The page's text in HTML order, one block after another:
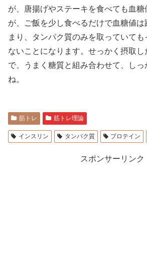
が、唐揚げやステーキを食べても血
が、ご飯を少し食べるだけで血糖値
まり、タンパク質のみを取っていても
ないことになります。せっかく摂取
で、うまく糖質と組み合わせて、し
ね。
筋トレ 筋トレ理論
インスリン タンパク質 プロテイン
スポンサーリンク